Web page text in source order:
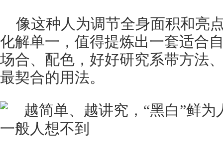
像这种人为调节全身面积和亮
化解单一，值得提炼出一套适合
场合、配色，好好研究系带方法
最契合的用法。